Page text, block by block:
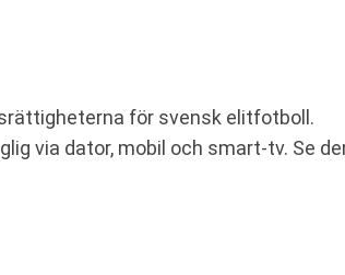
för svensk elitfotboll.
via dator, mobil och smart-tv. Se